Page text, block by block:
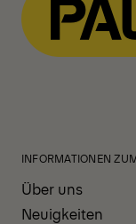
INFORMATIONEN
Über uns
Neuigkeiten